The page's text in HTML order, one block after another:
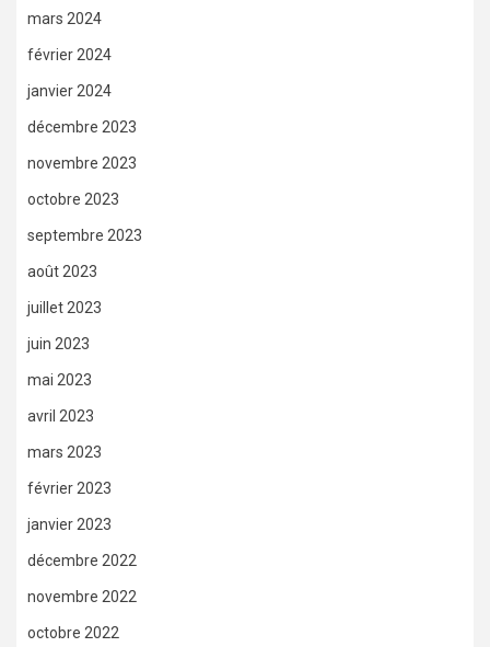
mars 2024
février 2024
janvier 2024
décembre 2023
novembre 2023
octobre 2023
septembre 2023
août 2023
juillet 2023
juin 2023
mai 2023
avril 2023
mars 2023
février 2023
janvier 2023
décembre 2022
novembre 2022
octobre 2022